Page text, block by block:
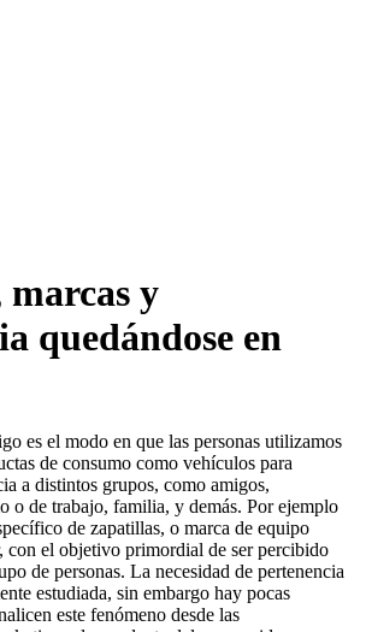
marcas y
quedándose en
es el modo en que las personas utilizamos
de consumo como vehículos para
a distintos grupos, como amigos,
o de trabajo, familia, y demás. Por ejemplo
de zapatillas, o marca de equipo
con el objetivo primordial de ser percibido
de personas. La necesidad de pertenencia
estudiada, sin embargo hay pocas
este fenómeno desde las